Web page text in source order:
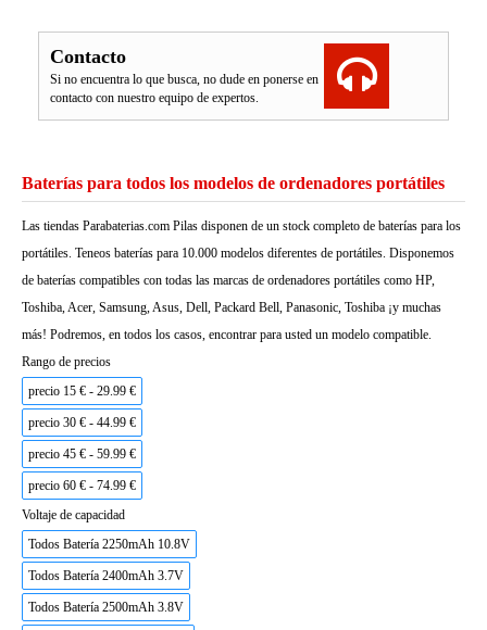
Contacto
Si no encuentra lo que busca, no dude en ponerse en
contacto con nuestro equipo de expertos.
Baterías para todos los modelos de ordenadores portátiles
Las tiendas Parabaterias.com Pilas disponen de un stock completo de baterías para los
portátiles. Teneos baterías para 10.000 modelos diferentes de portátiles. Disponemos
de baterías compatibles con todas las marcas de ordenadores portátiles como HP,
Toshiba, Acer, Samsung, Asus, Dell, Packard Bell, Panasonic, Toshiba ¡y muchas
más! Podremos, en todos los casos, encontrar para usted un modelo compatible.
Rango de precios
precio 15 € - 29.99 €
precio 30 € - 44.99 €
precio 45 € - 59.99 €
precio 60 € - 74.99 €
Voltaje de capacidad
Todos Batería 2250mAh 10.8V
Todos Batería 2400mAh 3.7V
Todos Batería 2500mAh 3.8V